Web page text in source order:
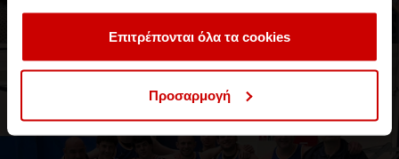
έχουν συλλέξει σε σχέση με την από μέρους σας χρήση
των υπηρεσιών τους.Επιτρέπονται όλα τα cookies
Προσαρμογή
Νέα & Blog Blog Events